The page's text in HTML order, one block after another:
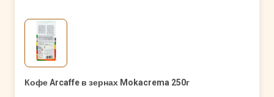
Кофе Arcaffe в зернах Mokacrema 250г